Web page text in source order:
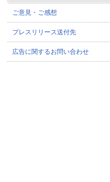
ご意見・ご感想
プレスリリース送付先
広告に関するお問い合わせ